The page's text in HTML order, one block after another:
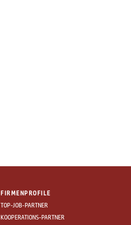
FIRMENPROFILE
TOP-JOB-PARTNER
KOOPERATIONS-PARTNER